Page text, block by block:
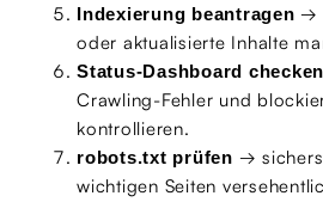
Indexierung beantragen →
oder aktualisierte Inhalte
Status-Dashboard checken
Crawling-Fehler und
kontrollieren.
robots.txt prüfen →
wichtigen Seiten